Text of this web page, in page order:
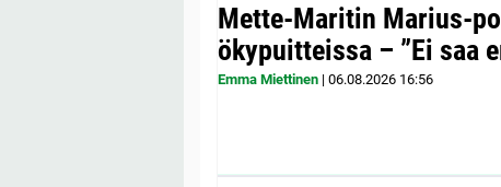
Mette-Maritin Marius-
ökypuitteissa – ”Ei saa
Emma Miettinen | 06.08.2026 16:56